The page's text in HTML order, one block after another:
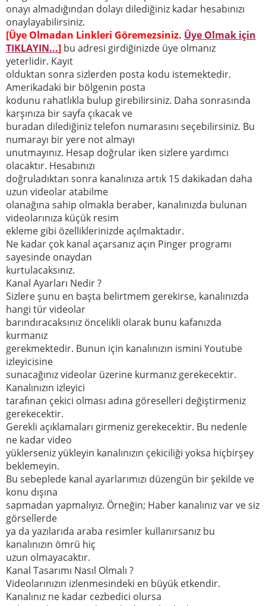
onayı almadığından dolayı dilediğiniz kadar hesabınızı
onaylayabilirsiniz.
[Üye Olmadan Linkleri Göremezsiniz. Üye Olmak için
TIKLAYIN...] bu adresi girdiğinizde üye olmanız
yeterlidir. Kayıt
olduktan sonra sizlerden posta kodu istemektedir.
Amerikadaki bir bölgenin posta
kodunu rahatlıkla bulup girebilirsiniz. Daha sonrasında
karşınıza bir sayfa çıkacak ve
buradan dilediğiniz telefon numarasını seçebilirsiniz. Bu
numarayı bir yere not almayı
unutmayınız. Hesap doğrular iken sizlere yardımcı
olacaktır. Hesabınızı
doğruladıktan sonra kanalınıza artık 15 dakikadan daha
uzun videolar atabilme
olanağına sahip olmakla beraber, kanalınızda bulunan
videolarınıza küçük resim
ekleme gibi özelliklerinizde açılmaktadır.
Ne kadar çok kanal açarsanız açın Pinger programı
sayesinde onaydan
kurtulacaksınız.
Kanal Ayarları Nedir ?
Sizlere şunu en başta belirtmem gerekirse, kanalınızda
hangi tür videolar
barındıracaksınız öncelikli olarak bunu kafanızda
kurmanız
gerekmektedir. Bunun için kanalınızın ismini Youtube
izleyicisine
sunacağınız videolar üzerine kurmanız gerekecektir.
Kanalınızın izleyici
tarafınan çekici olması adına göreselleri değiştirmeniz
gerekecektir.
Gerekli açıklamaları girmeniz gerekecektir. Bu nedenle
ne kadar video
yüklerseniz yükleyin kanalınızın çekiciliği yoksa hiçbirşey
beklemeyin.
Bu sebeplede kanal ayarlarımızı düzengün bir şekilde ve
konu dışına
sapmadan yapmalıyız. Örneğin; Haber kanalınız var ve siz
görsellerde
ya da yazılarıda araba resimler kullanırsanız bu
kanalınızın ömrü hiç
uzun olmayacaktır.
Kanal Tasarımı Nasıl Olmalı ?
Videolarınızın izlenmesindeki en büyük etkendir.
Kanalınız ne kadar cezbedici olursa